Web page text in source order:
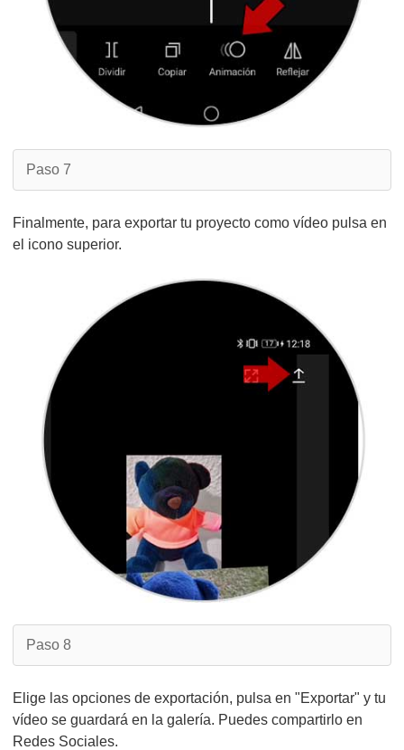
Paso 7
Finalmente, para exportar tu proyecto como vídeo pulsa en
el icono superior.
Paso 8
Elige las opciones de exportación, pulsa en "Exportar" y tu
vídeo se guardará en la galería. Puedes compartirlo en
Redes Sociales.